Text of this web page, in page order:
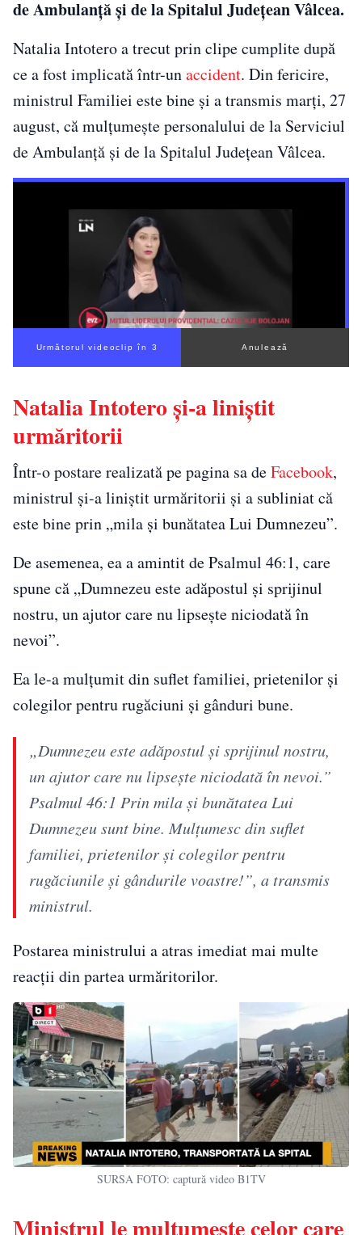
de Ambulanţă şi de la Spitalul Judeţean Vâlcea.
Natalia Intotero a trecut prin clipe cumplite după
ce a fost implicată într-unaccident. Din fericire,
ministrul Familiei este bine și a transmis marți, 27
august, că mulțumește personalului de la Serviciul
de Ambulanţă şi de la Spitalul Judeţean Vâlcea.
Următorul videoclip în 2 Anulează
Natalia Intotero și-a liniștit
urmăritorii
Într-o postare realizată pe pagina sa deFacebook,
ministrul și-a liniștit urmăritorii și a subliniat că
este bine prin „mila şi bunătatea Lui Dumnezeu”.
De asemenea, ea a amintit de Psalmul 46:1, care
spune că „Dumnezeu este adăpostul și sprijinul
nostru, un ajutor care nu lipsește niciodată în
nevoi”.
Ea le-a mulțumit din suflet familiei, prietenilor şi
colegilor pentru rugăciuni și gânduri bune.
„Dumnezeu este adăpostul şi sprijinul nostru,
un ajutor care nu lipseşte niciodată în nevoi.”
Psalmul 46:1 Prin mila şi bunătatea Lui
Dumnezeu sunt bine. Mulţumesc din suflet
familiei, prietenilor şi colegilor pentru
rugăciunile şi gândurile voastre!”, a transmis
ministrul.
Postarea ministrului a atras imediat mai multe
reacții din partea urmăritorilor.
SURSA FOTO: captură video B1TV
Ministrul le mulţumeşte celor care